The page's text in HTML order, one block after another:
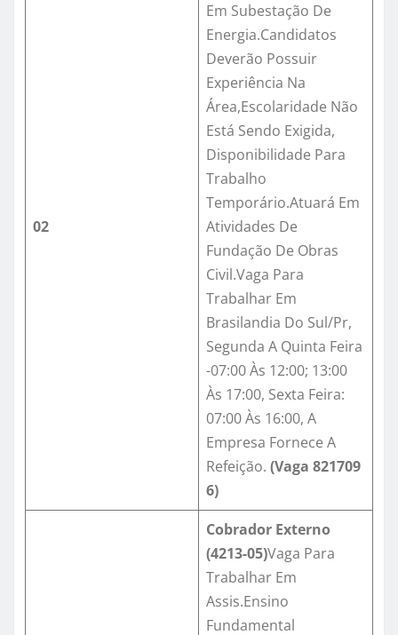
02
Em Subestação De
Energia.Candidatos
Deverão Possuir
Experiência Na
Área,Escolaridade Não
Está Sendo Exigida,
Disponibilidade Para
Trabalho
Temporário.Atuará Em
Atividades De
Fundação De Obras
Civil.Vaga Para
Trabalhar Em
Brasilandia Do Sul/Pr,
Segunda A Quinta Feira
-07:00 Às 12:00; 13:00
Às 17:00, Sexta Feira:
07:00 Às 16:00, A
Empresa Fornece A
Refeição. (Vaga 821709
6)
Cobrador Externo
(4213-05)Vaga Para
Trabalhar Em
Assis.Ensino
Fundamental